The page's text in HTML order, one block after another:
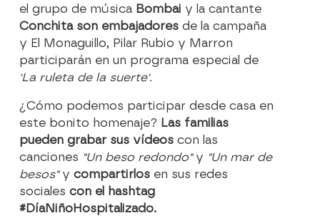
el grupo de música Bombai y la cantante
Conchita son embajadores de la campaña
y El Monaguillo, Pilar Rubio y Marron
participarán en un programa especial de
'La ruleta de la suerte'.
¿Cómo podemos participar desde casa en
este bonito homenaje? Las familias
pueden grabar sus vídeos con las
canciones "Un beso redondo" y "Un mar de
besos"ycompartirlos en sus redes
socialescon el hashtag
#DíaNiñoHospitalizado.